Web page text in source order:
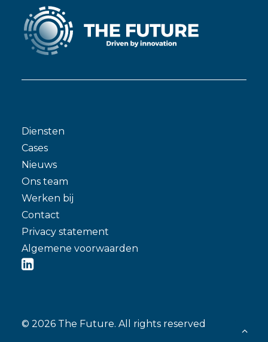
Diensten
Cases
Nieuws
Ons team
Werken bij
Contact
Privacy statement
Algemene voorwaarden
© 2026 The Future. All rights reserved